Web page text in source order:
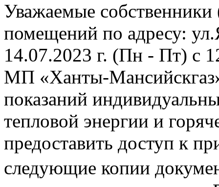
Уважаемые
помещений по адресу:
14.07.2023 г. (Пн - Пт) с
МП «Ханты-Мансийскгаз»
показаний
тепловой энергии и
предоставить доступ к
следующие копии